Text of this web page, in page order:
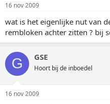
a
r
e
u
m
16 nov 2009
wat is het eigenlijke nut van
rembloken achter zitten ? bij
G GSE
Hoort bij de inboedel
16 nov 2009